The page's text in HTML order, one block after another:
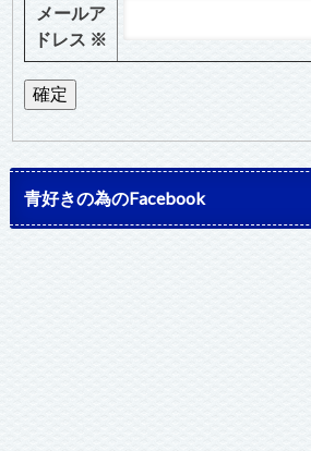
メールア
ドレス ※
青好きの為のFacebook